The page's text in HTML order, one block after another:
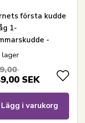
första kudde
1-
-
60x63
lager
SEK
Lägg i varukorg